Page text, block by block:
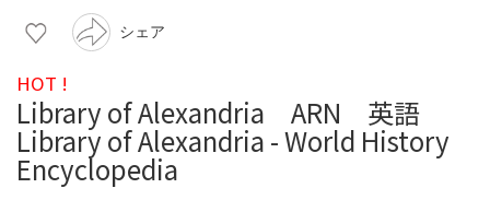
シェア
HOT !
Library of Alexandria ARN 英語
Library of Alexandria - World History
Encyclopedia